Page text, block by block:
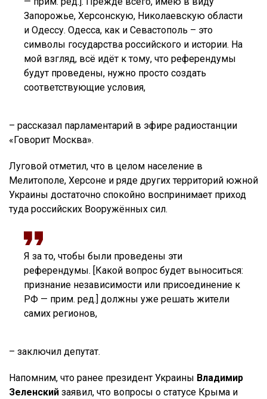
Запорожье, Херсонскую, Николаевскую области
и Одессу. Одесса, как и Севастополь – это
символы государства российского и истории. На
мой взгляд, всё идёт к тому, что референдумы
будут проведены, нужно просто создать
соответствующие условия,
– рассказал парламентарий в эфире радиостанции
«Говорит Москва».
Луговой отметил, что в целом население в
Мелитополе, Херсоне и ряде других территорий южной
Украины достаточно спокойно воспринимает приход
туда российских Вооружённых сил.
Я за то, чтобы были проведены эти
референдумы. [Какой вопрос будет выноситься:
признание независимости или присоединение к
РФ — прим. ред.] должны уже решать жители
самих регионов,
– заключил депутат.
Напомним, что ранее президент Украины Владимир
Зеленский заявил, что вопросы о статусе Крыма и